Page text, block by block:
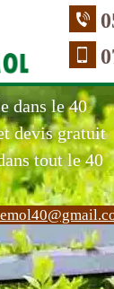
dans le 40
devis gratuit
tout le 40